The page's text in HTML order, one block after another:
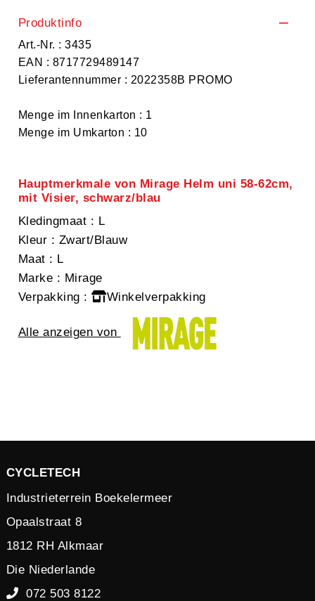
Produktinfo
Art.-Nr. : 3435
EAN : 8717729489147
Lieferantennummer : 2022358B PROMO
Menge im Innenkarton : 1
Menge im Umkarton : 10
Hauptmerkmale von Mirage Helm uni 58-62cm,
mit Visier, schwarz/blau
Kledingmaat : L
Kleur : Zwart/Blauw
Maat : L
Marke : Mirage
Verpakking : Winkelverpakking
Alle anzeigen von
CYCLETECH
Industrieterrein Boekelermeer
Opaalstraat 8
1812 RH Alkmaar
Die Niederlande
072 503 8122